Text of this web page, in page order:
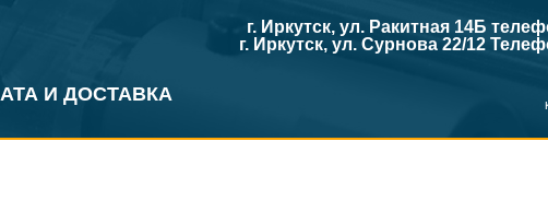
И ДОСТАВКА
г. Иркутск, ул. Ракитная 14Б
г. Иркутск, ул. Сурнова 22/12